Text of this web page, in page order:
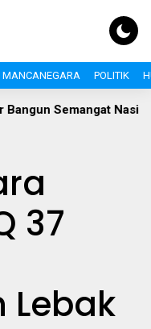
MANCANEGARA POLITIK
Nasionalisme
37
Lebak